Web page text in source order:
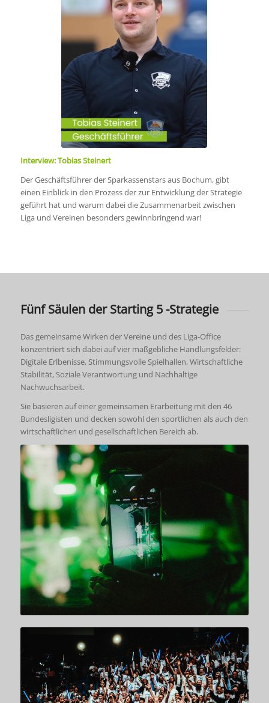
Interview: Tobias Steinert
Der Geschäftsführer der Sparkassenstars aus Bochum, gibt
einen Einblick in den Prozess der zur Entwicklung der Strategie
geführt hat und warum dabei die Zusammenarbeit zwischen
Liga und Vereinen besonders gewinnbringend war!
Fünf Säulen der Starting 5 -Strategie
Das gemeinsame Wirken der Vereine und des Liga-Office
konzentriert sich dabei auf vier maßgebliche Handlungsfelder:
Digitale Erlbenisse, Stimmungsvolle Spielhallen, Wirtschaftliche
Stabilität, Soziale Verantwortung und Nachhaltige
Nachwuchsarbeit.
Sie basieren auf einer gemeinsamen Erarbeitung mit den 46
Bundesligisten und decken sowohl den sportlichen als auch den
wirtschaftlichen und gesellschaftlichen Bereich ab.